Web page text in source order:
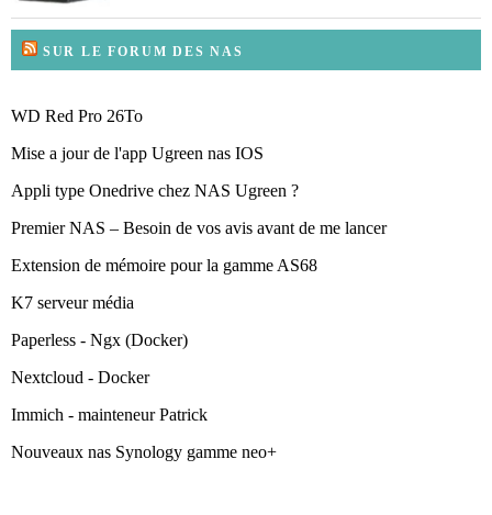
SUR LE FORUM DES NAS
WD Red Pro 26To
Mise a jour de l'app Ugreen nas IOS
Appli type Onedrive chez NAS Ugreen ?
Premier NAS – Besoin de vos avis avant de me lancer
Extension de mémoire pour la gamme AS68
K7 serveur média
Paperless - Ngx (Docker)
Nextcloud - Docker
Immich - mainteneur Patrick
Nouveaux nas Synology gamme neo+